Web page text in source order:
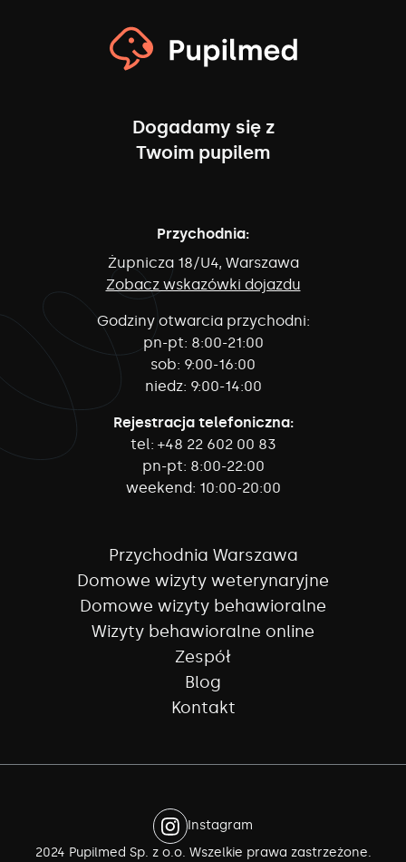
Dogadamy się z
Twoim pupilem
Przychodnia:
Żupnicza 18/U4, Warszawa
Zobacz wskazówki dojazdu
Godziny otwarcia przychodni:
pn-pt: 8:00-21:00
sob: 9:00-16:00
niedz: 9:00-14:00
Rejestracja telefoniczna:
tel: +48 22 602 00 83
pn-pt: 8:00-22:00
weekend: 10:00-20:00
Przychodnia Warszawa
Domowe wizyty weterynaryjne
Domowe wizyty behawioralne
Wizyty behawioralne online
Zespół
Blog
Kontakt
Instagram
2024 Pupilmed Sp. z o.o. Wszelkie prawa zastrzeżone.